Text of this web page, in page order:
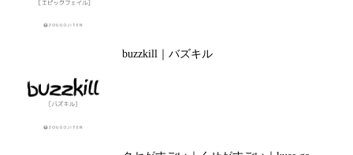
buzzkill｜バズキル